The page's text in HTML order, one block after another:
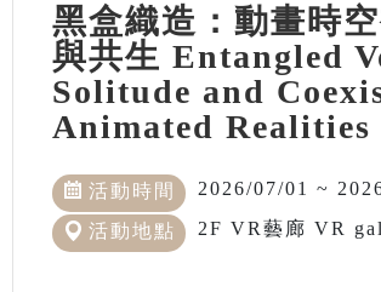
黑盒織造：動畫時
與共生 Entangled
Solitude and
Animated Realities
活動時間 2026/07/01 ~
活動地點 2F VR藝廊 VR